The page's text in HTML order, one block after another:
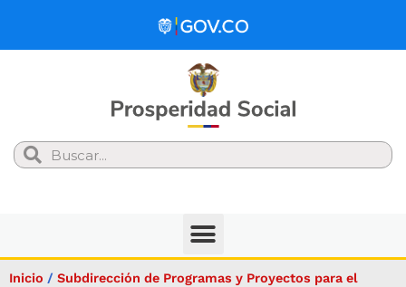
Search
Inicio / Subdirección de Programas y Proyectos para el